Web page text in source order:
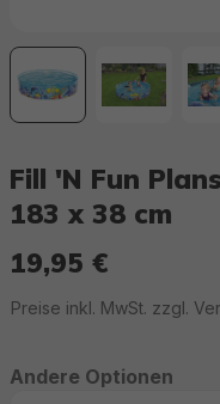
Fill 'N Fun
183 x 38 cm
19,95 €
Preise inkl. MwSt. zzgl.
Andere Optionen